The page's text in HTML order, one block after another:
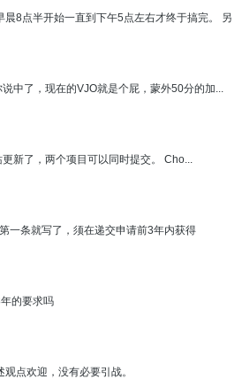
晨8点半开始一直到下午5点左右才终于搞完。 另
中了，现在的VJO就是个屁，蒙外50分的加...
新了，两个项目可以同时提交。 Cho...
一条就写了，须在递交申请前3年内获得
的要求吗
点欢迎，没有必要引战。